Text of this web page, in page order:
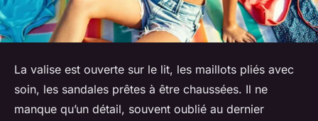
La valise est ouverte sur le lit, les maillots pliés avec
soin, les sandales prêtes à être chaussées. Il ne
manque qu’un détail, souvent oublié au dernier